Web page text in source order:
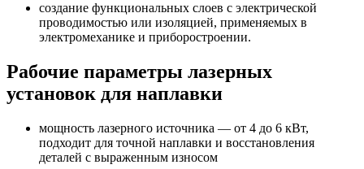
создание функциональных слоев с электрической
проводимостью или изоляцией, применяемых в
электромеханике и приборостроении.
Рабочие параметры лазерных
установок для наплавки
мощность лазерного источника — от 4 до 6 кВт,
подходит для точной наплавки и восстановления
деталей с выраженным износом